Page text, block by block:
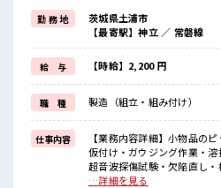
休日は自宅でゆっくり、
なんて働き方もできます！
≪無理なくお給料に残業代を上乗せ≫
残業は月20時間未満で、
ほどよく稼げます♪
≪動きやすい制服アリ≫
制服があるので、
毎日の服装の悩み解消♪
≪未経験の方も大カンゲイ≫
新しいことにチャレンジするのは不安
しっかり働く環境が整っています！
イチからスキルUP・ステップUP目指
勤 務 地
茨城県土浦市
【最寄駅】神立 ／ 常磐線
給 与 【時給】2,200 円
職 種 製造（組立・組み付け）
仕事内容
【業務内容詳細】小物品の
仮付け・ガウジング作業・
超音波探傷試験・欠陥直し
設機械 ※寮アリのお仕事！一人暮らしスタートにもピッタリ
…詳細を見る